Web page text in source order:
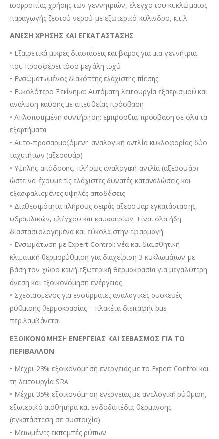
ισορροπίας χρήσης των γεννητριών, έλεγχο του κυκλώµατος
παραγωγής ζεστού νερού µε εξωτερικό κύλινδρο, κ.τ.λ
ΑΝΕΣΗ ΧΡΗΣΗΣ ΚΑΙ ΕΓΚΑΤΑΣΤΑΣΗΣ
• Εξαιρετικά µικρές διαστάσεις και βάρος για µια γεννήτρια
που προσφέρει τόσο µεγάλη ισχύ
• Ενσωματωμένος διακόπτης ελάχιστης πίεσης
• Ευκολότερο Ξεκίνημα: Αυτόματη λειτουργία εξαερισμού και
ανάλυση καύσης µε απευθείας πρόσβαση
• Απλοποιηµένη συντήρηση: εμπρόσθια πρόσβαση σε όλα τα
εξαρτήματα
• Αυτο-προσαρμοζόμενη αναλογική αντλία κυκλοφορίας δύο
ταχυτήτων (αξεσουάρ)
• Υψηλής απόδοσης, πλήρως αναλογική αντλία (αξεσουάρ)
ώστε να έχουμε τις ελάχιστες δυνατές καταναλώσεις και
εξασφαλισμένες υψηλές αποδόσεις
• Διαθεσιµότητα πλήρους σειράς αξεσουάρ εγκατάστασης,
υδραυλικών, ελέγχου και καυσαερίων. Είναι όλα ήδη
διαστασιολογηµένα και εύκολα στην εφαρµογή
• Ενσωµάτωση µε Expert Control: νέα και διαισθητική
κλιµατική θερµορύθµιση για διαχείριση 3 κυκλωµάτων µε
βάση τον χώρο και/ή εξωτερική θερµοκρασία για µεγαλύτερη
άνεση και εξοικονόµηση ενέργειας
• Σχεδιασµένος για ενσύρµατες αναλογικές συσκευές
ρύθµισης θερµοκρασίας – πλακέτα διεπαφής bus
περιλαµβάνεται
ΕΞΟΙΚΟΝΟΜΗΣΗ ΕΝΕΡΓΕΙΑΣ ΚΑΙ ΣΕΒΑΣΜΟΣ ΓΙΑ ΤΟ
ΠΕΡΙΒΑΛΛΟΝ
• Μέχρι 23% εξοικονόμηση ενέργειας με το Expert Control και
τη λειτουργία SRA
• Μέχρι 35% εξοικονόμηση ενέργειας με αναλογική ρύθμιση,
εξωτερικό αισθητήρα και ενδοδαπέδια θέρμανσης
(εγκατάσταση σε συστοιχία)
• Μειωμένες εκπομπές ρύπων